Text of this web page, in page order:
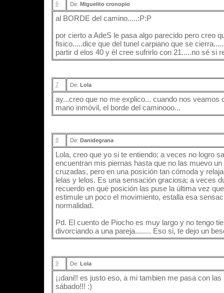
6 De: Miguelito cronopio
al BORDE del camino.....:P:P
por cierto a AdeS le pasa algo parecido pero creo
fisico.....dice que del tunel carpiano que se
partir d elos 40 y él cree sufrirlo con 21.....no sé si
7 De: Lola
ay...creo que no me explico... cuando nos veamos
mano inmóvil, el borde del caminooo...
8 De: Danidegrana
Lola, creo que yo si te entiendo; a veces no logro
encuentran mis piernas hasta que no las muevo
cruzadas, pero en una posición tan cómoda y
lelas y lelos. Es una sensación graciosa; a veces
recuerdo en qué posición las puse la última vez
estimule un poco el movimiento, estalla esa
normalidad.
Pd. El cuento de Piocho es muy largo y no tengo
divorciando a una pareja........ Eso si, te dejo un
9 De: Lola
¡¡dani!! es justo eso, a mi tambien me pasa con las
sábado!!! :)